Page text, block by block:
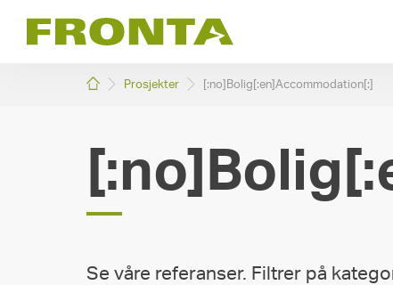
[:no]Gå
page[:]
Prosjekter [:no]Bolig[:en]Accommodation[:]
Se våre referanser. Filtrer på